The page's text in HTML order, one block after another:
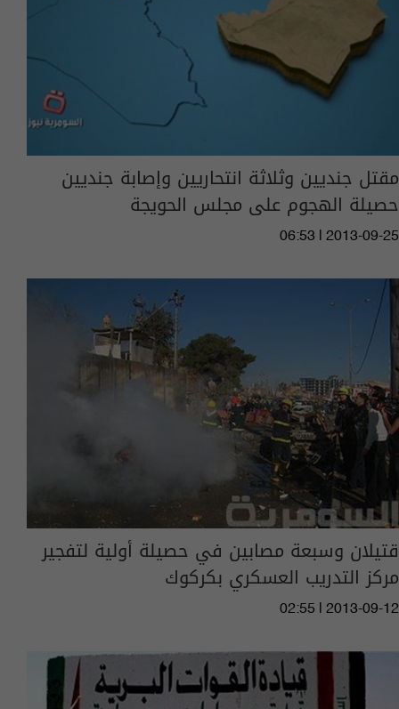
مقتل جنديين وثلاثة انتحاريين وإصابة جنديين
حصيلة الهجوم على مجلس الحويجة
06:53 | 2013-09-25
قتيلان وسبعة مصابين في حصيلة أولية لتفجير
مركز التدريب العسكري بكركوك
02:55 | 2013-09-12